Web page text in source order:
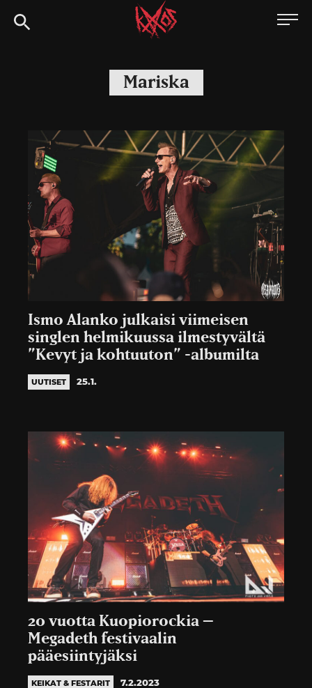
Siirry
suoraan
Kaaoszine
Mariska
Ismo Alanko julkaisi viimeisen
singlen helmikuussa ilmestyvältä
”Kevyt ja kohtuuton” -albumilta
UUTISET 25.1.
20 vuotta Kuopiorockia –
Megadeth festivaalin
pääesiintyjäksi
KEIKAT & FESTARIT 7.2.2023